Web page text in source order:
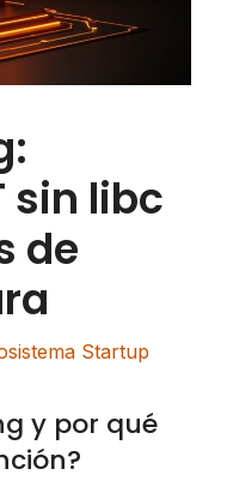
sin libc
de
Startup
y por qué